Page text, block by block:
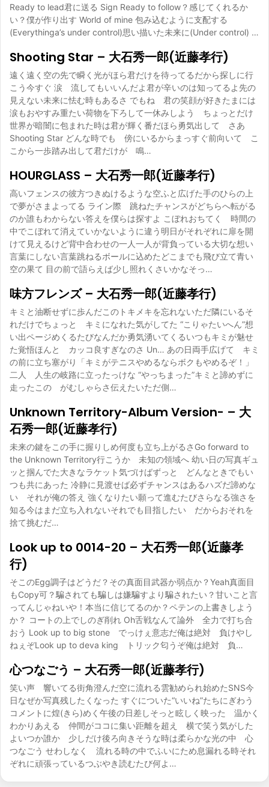
Ready to lead君に送る Sign Ready to follow？感じてくれるか
い？僕が作り出す World of mine 包み込むように支配する
(Everythinga’s under control)思い描いた未来に(Under control) …
Shooting Star – 大石秀一郎(近藤孝行)
遠く遠く空の先で瞬く光がほら君だけを待ってるだから探しに行
こう今すぐ 涙 流してもいいんだよ君が辛いのは知ってるよ先の
見えない未来に怯む時もあるさ でもね 君の笑顔が好きたまには
涙もおやすみ重たい荷物を下ろして一休みしよう ちょっとだけ
世界が暗闇に包まれた時は君が輝く番だほら勇気出して さあ
Shooting Star どんな時でも 傍にいるからまっすぐ前向いて こ
こから一歩踏み出して君だけが 鳴…
HOURGLASS – 大石秀一郎(近藤孝行)
高いフェンスの彼方つきぬけるような空ふと広げた手のひらの上
で夢がさまよってる ライン際 跳ねたチャンスがどちらへ転がる
のか誰もわからない答えを僕らは探すよ こぼれおちてく 時間の
中でこぼれて消えていかないように違う明日がそれぞれに扉を開
けて見えるけど背中合わせの一人一人が背負っている大切な想い
言葉にしない言葉跳ねるボールに込めたどこまでも飛び立て青い
空の果て 目の前で語らえば少し照れくさいかなそっ…
味方フレンズ – 大石秀一郎(近藤孝行)
キミと油断せずに歩んだこのトキメキを忘れないただ隣にいるそ
れだけでちょっと キミになれた気がしてた “こりゃたいへん”想
い出ページめくるたびなんだか勇気湧いてくるいつもキミが魅せ
た覚悟ほんと カッコ良すぎなのさ Un… あの日両手広げて キミ
の前に立ち塞がり「キミがテニスやめるならボクもやめるぞ！」
二人 人生の岐路に立ったっけな “やっちまった”キミと諦めずに
走ったこの がむしゃらさ伝えたいただ側…
Unknown Territory-Album Version- – 大
石秀一郎(近藤孝行)
未来の鍵をこの手に握りしめ何度も立ち上がるさGo forward to
the Unknown Territory行こうか 未知の領域へ 幼い日の写真ギュ
ッと掴んでた大きなラケット気づけばずっと どんなときでもい
つも共にあった 冷静に見渡せば必ずチャンスはあるハズだ諦めな
い それが俺の答え 強くなりたい願って進むたびさらなる強さを
知る今はまだ立ち入れないそれでも目指したい だからおそれを
捨て挑むだ…
Look up to 0014-20 – 大石秀一郎(近藤孝
行)
そこのEgg調子はどうだ？その真面目武器か弱点か？Yeah真面目
もCopy可？騙されても騙しは嫌騙すより騙されたい？甘いこと言
ってんじゃねいや！本当に信じてるのか？ペテンの上書きしよう
か？ コートの上でしのぎ削れ Oh舌戦なんて論外 全力で打ち合
おう Look up to big stone でっけぇ意志だ俺は絶対 負けやし
ねぇぞLook up to deva king トリック匂うぞ俺は絶対 負…
心つなごう – 大石秀一郎(近藤孝行)
笑い声 響いてる街角澄んだ空に流れる雲勧められ始めたSNS今
日なぜか写真残したくなった すぐについた“いいね”たちにぎわう
コメントに煌(きら)めく午後の日差しそっと眩しく映った 温かく
わかりあえる 仲間がココに集い距離を超え 横で笑う気がした
よいつか誰か 少しだけ後ろ向きそうな時は柔らかな光の中 心
つなごう せわしなく 流れる時の中でふいにため息漏れる時それ
ぞれに頑張っているつぶやき読むたび何よ…